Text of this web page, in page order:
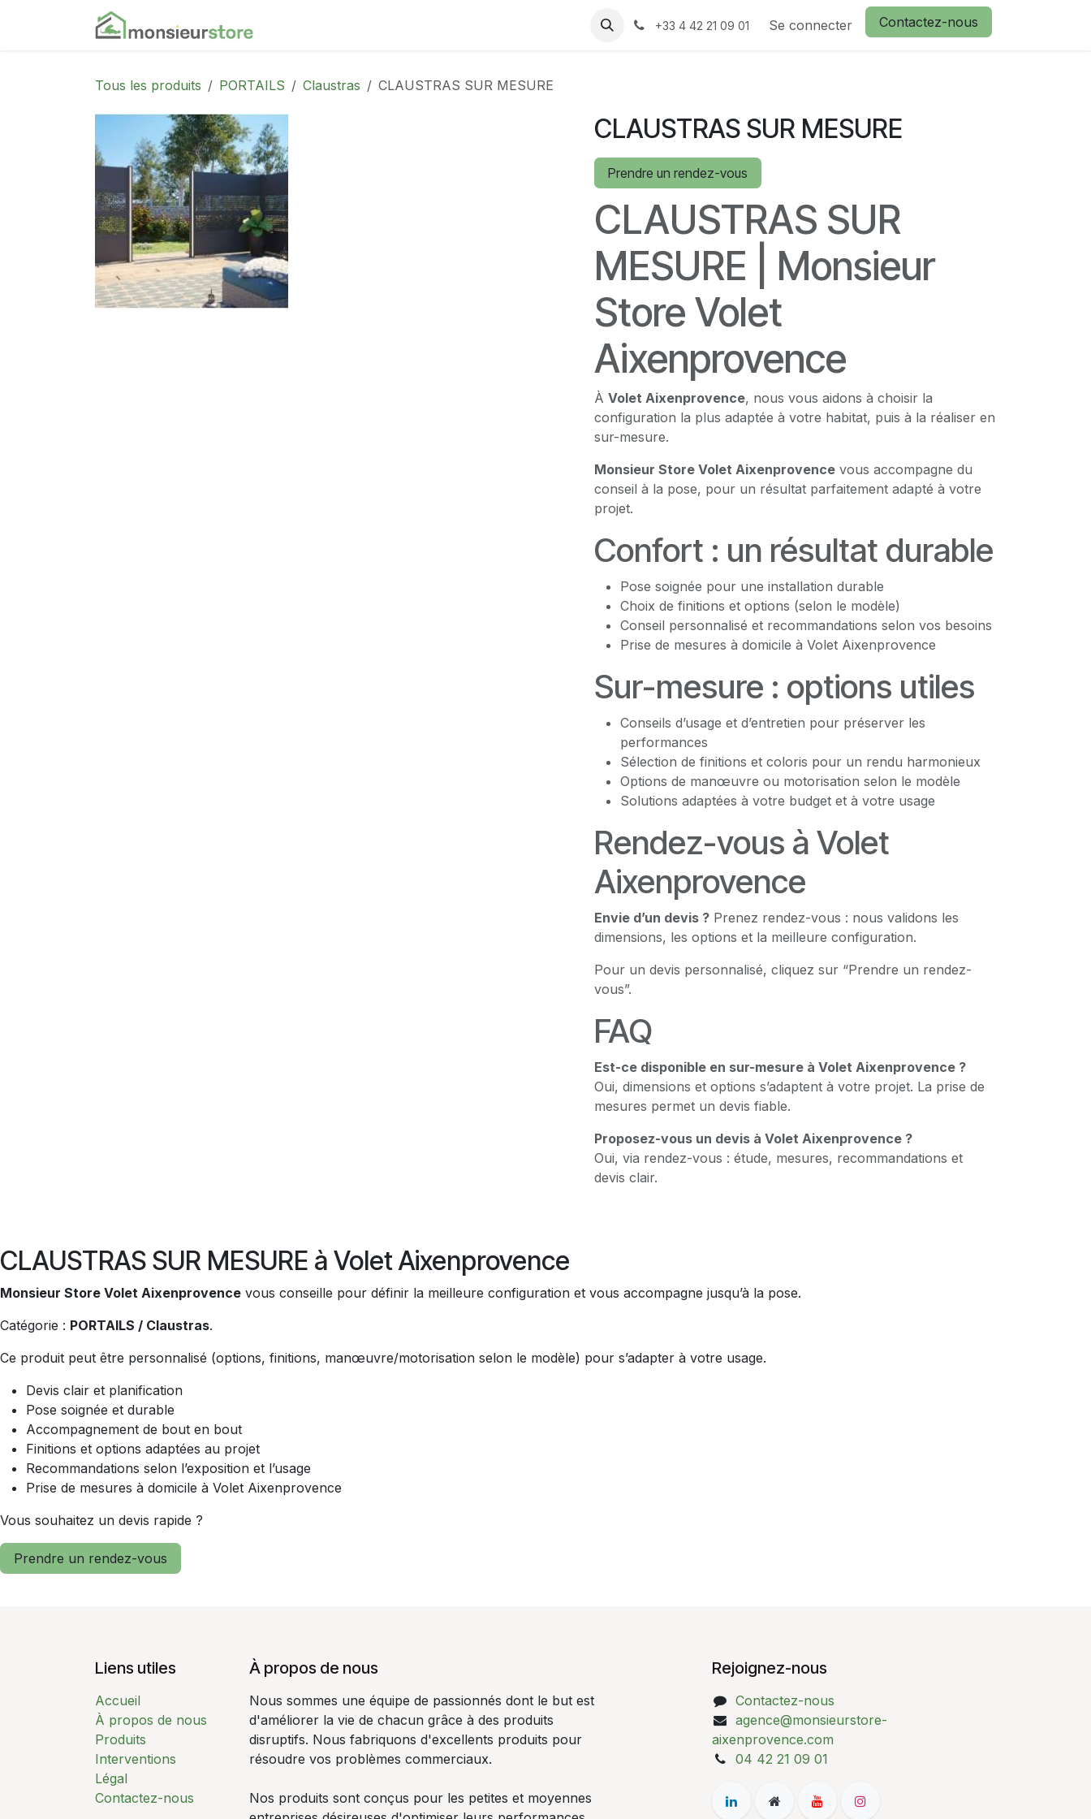
Se rendre au contenu
Rendez-vous Contactez nous
+33 4 42 21 09 01 Se connecter Contactez-nous
Tous les produits PORTAILS Claustras CLAUSTRAS SUR MESURE
CLAUSTRAS SUR MESURE
Prendre un rendez-vous
CLAUSTRAS SUR
MESURE | Monsieur
Store Volet
Aixenprovence
À Volet Aixenprovence, nous vous aidons à choisir la
configuration la plus adaptée à votre habitat, puis à la réaliser en
sur-mesure.
Monsieur Store Volet Aixenprovence vous accompagne du
conseil à la pose, pour un résultat parfaitement adapté à votre
projet.
Confort : un résultat durable
Pose soignée pour une installation durable
Choix de finitions et options (selon le modèle)
Conseil personnalisé et recommandations selon vos besoins
Prise de mesures à domicile à Volet Aixenprovence
Sur-mesure : options utiles
Conseils d’usage et d’entretien pour préserver les
performances
Sélection de finitions et coloris pour un rendu harmonieux
Options de manœuvre ou motorisation selon le modèle
Solutions adaptées à votre budget et à votre usage
Rendez-vous à Volet
Aixenprovence
Envie d’un devis ? Prenez rendez-vous : nous validons les
dimensions, les options et la meilleure configuration.
Pour un devis personnalisé, cliquez sur “Prendre un rendez-
vous”.
FAQ
Est-ce disponible en sur-mesure à Volet Aixenprovence ?
Oui, dimensions et options s’adaptent à votre projet. La prise de
mesures permet un devis fiable.
Proposez-vous un devis à Volet Aixenprovence ?
Oui, via rendez-vous : étude, mesures, recommandations et
devis clair.
CLAUSTRAS SUR MESURE à Volet Aixenprovence
Monsieur Store Volet Aixenprovence vous conseille pour définir la meilleure configuration et vous accompagne jusqu’à la pose.
Catégorie : PORTAILS / Claustras.
Ce produit peut être personnalisé (options, finitions, manœuvre/motorisation selon le modèle) pour s’adapter à votre usage.
Devis clair et planification
Pose soignée et durable
Accompagnement de bout en bout
Finitions et options adaptées au projet
Recommandations selon l’exposition et l’usage
Prise de mesures à domicile à Volet Aixenprovence
Vous souhaitez un devis rapide ?
Prendre un rendez-vous
Liens utiles
Accueil
À propos de nous
Produits
Interventions
Légal
Contactez-nous
À propos de nous
Nous sommes une équipe de passionnés dont le but est
d'améliorer la vie de chacun grâce à des produits
disruptifs. Nous fabriquons d'excellents produits pour
résoudre vos problèmes commerciaux.
Nos produits sont conçus pour les petites et moyennes
Rejoignez-nous
Contactez-nous
agence@monsieurstore-
aixenprovence.com
04 42 21 09 01